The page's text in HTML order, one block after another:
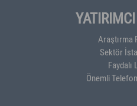
Araştırma
Sektör
Faydalı
Önemli